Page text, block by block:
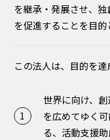
を継承・発展させ、
を促進することを目的
この法人は、目的を達
世界に向け、
を広めてゆく
る、 活動支援